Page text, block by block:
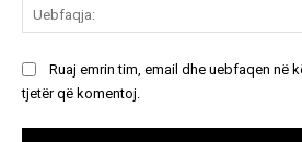
Ruaj emrin tim, email dhe uebfaqen në
tjetër që komentoj.